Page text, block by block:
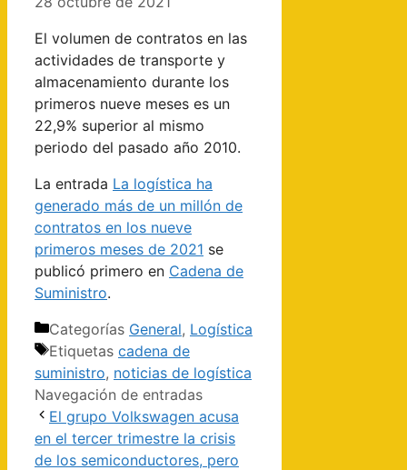
El volumen de contratos en las
actividades de transporte y
almacenamiento durante los
primeros nueve meses es un
22,9% superior al mismo
periodo del pasado año 2010.
La entrada La logística ha
generado más de un millón de
contratos en los nueve
primeros meses de 2021 se
publicó primero en Cadena de
Suministro.
Categorías General, Logística
Etiquetas cadena de
suministro, noticias de logística
Navegación de entradas
El grupo Volkswagen acusa
en el tercer trimestre la crisis
de los semiconductores, pero